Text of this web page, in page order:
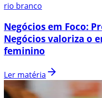
rio branco
Negócios em Foco:
Negócios valoriza o
feminino
Ler matéria